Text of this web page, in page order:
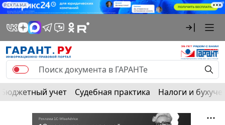
РЕКЛАМА
Бюджетный учет Судебная практика Налоги и